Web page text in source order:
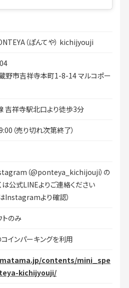
（ぽんてや） kichijyouji
野市吉祥寺本町1-8-14 マルコポー
吉祥寺駅北口より徒歩3分
（売り切れ次第終了）
（@ponteya_kichijouji）の
は公式LINEよりご連絡ください
Instagramより確認）
トのみ
コインパーキングを利用
contents/mini_spe
kichijyouji/